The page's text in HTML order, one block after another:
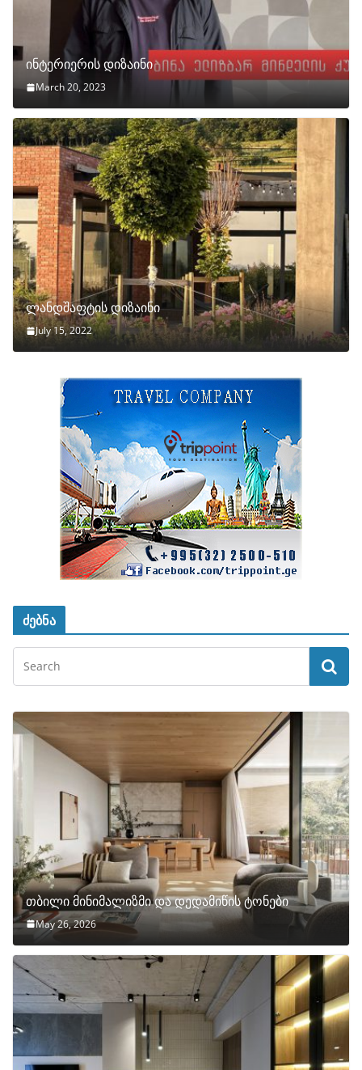
ინტერიერის დიზაინი
March 20, 2023
ლანდშაფტის დიზაინი
July 15, 2022
ძებნა
თბილი მინიმალიზმი და დედამიწის ტონები
May 26, 2026